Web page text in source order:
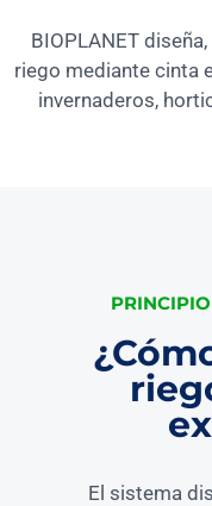
BIOPLANET
riego mediante cinta
invernaderos,
El sistema